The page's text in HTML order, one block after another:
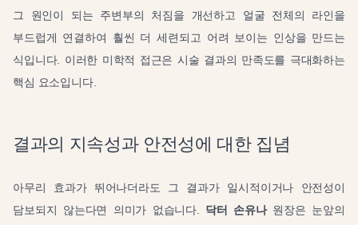
그 원인이 되는 주변부의 처짐을 개선하고 얼굴 전체의 라인을
부드럽게 연결하여 훨씬 더 세련되고 어려 보이는 인상을 만드는
식입니다. 이러한 미학적 접근은 시술 결과의 만족도를 극대화하는
핵심 요소입니다.
결과의 지속성과 안전성에 대한 집념
아무리 효과가 뛰어나더라도 그 결과가 일시적이거나 안전성이
담보되지 않는다면 의미가 없습니다. 닥터 손유나원장은 눈앞의